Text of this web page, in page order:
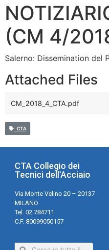
(CM 4/
Salerno: Dissemination del
Attached Files
CM_2018_4_CTA.pdf
CTA
CTA Collegio dei
Tecnici dell'Acciaio
Via Monte Velino 20 – 20137
MILANO
Tel. 02.784711
C.F. 80099050157